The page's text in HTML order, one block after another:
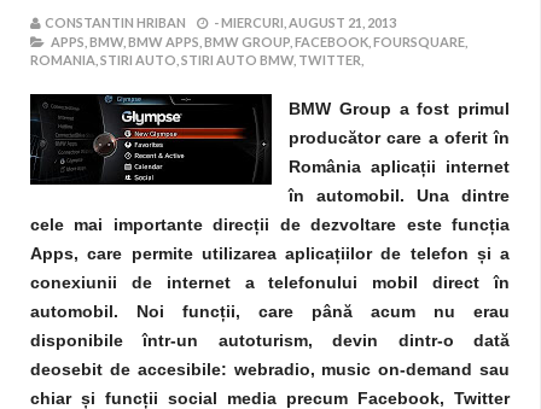
CONSTANTIN HRIBAN -MIERCURI, AUGUST 21, 2013
APPS, BMW, BMW APPS, BMW GROUP, FACEBOOK, FOURSQUARE,
ROMANIA, STIRI AUTO, STIRI AUTO BMW, TWITTER,
BMW Group a fost primul
producător care a oferit în
România aplicații internet
în automobil. Una dintre
cele mai importante direcții de dezvoltare este funcția
Apps, care permite utilizarea aplicațiilor de telefon și a
conexiunii de internet a telefonului mobil direct în
automobil. Noi funcții, care până acum nu erau
disponibile într-un autoturism, devin dintr-o dată
deosebit de accesibile: webradio, music on-demand sau
chiar și funcții social media precum Facebook, Twitter